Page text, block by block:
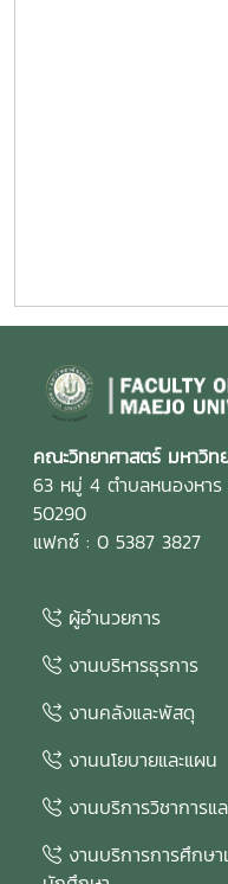
คณะวิทยาศาสตร์ มหาวิท
63 หมู่ 4 ตำบลหนองหาร
50290
แฟกซ์ : 0 5387 3827
ผู้อำนวยการ
งานบริหารธุรการ
งานคลังและพัสดุ
งานนโยบายและแผน
งานบริการวิชาการแ
งานบริการการศึกษา